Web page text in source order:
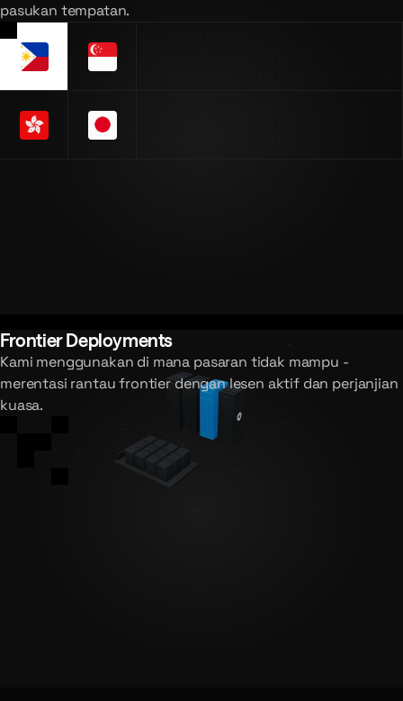
pasukan tempatan.
Frontier Deployments
Kami menggunakan di mana pasaran tidak mampu -
merentasi rantau frontier dengan lesen aktif dan perjanjian
kuasa.